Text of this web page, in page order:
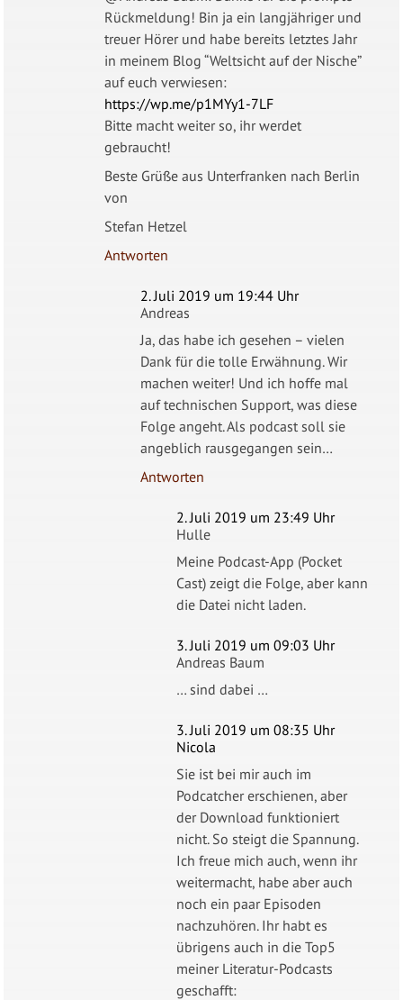
Rückmeldung! Bin ja ein langjähriger und
treuer Hörer und habe bereits letztes Jahr
in meinem Blog “Weltsicht auf der Nische”
auf euch verwiesen:
https://wp.me/p1MYy1-7LF
Bitte macht weiter so, ihr werdet
gebraucht!
Beste Grüße aus Unterfranken nach Berlin
von
Stefan Hetzel
Antworten
2. Juli 2019 um 19:44 Uhr
Andreas
Ja, das habe ich gesehen – vielen
Dank für die tolle Erwähnung. Wir
machen weiter! Und ich hoffe mal
auf technischen Support, was diese
Folge angeht. Als podcast soll sie
angeblich rausgegangen sein…
Antworten
2. Juli 2019 um 23:49 Uhr
Hulle
Meine Podcast-App (Pocket
Cast) zeigt die Folge, aber kann
die Datei nicht laden.
3. Juli 2019 um 09:03 Uhr
Andreas Baum
… sind dabei …
3. Juli 2019 um 08:35 Uhr
Nicola
Sie ist bei mir auch im
Podcatcher erschienen, aber
der Download funktioniert
nicht. So steigt die Spannung.
Ich freue mich auch, wenn ihr
weitermacht, habe aber auch
noch ein paar Episoden
nachzuhören. Ihr habt es
übrigens auch in die Top5
meiner Literatur-Podcasts
geschafft: